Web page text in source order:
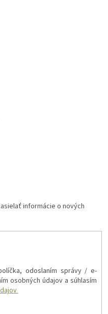
informácie o nových
odoslaním správy / e-
osobných údajov a súhlasím